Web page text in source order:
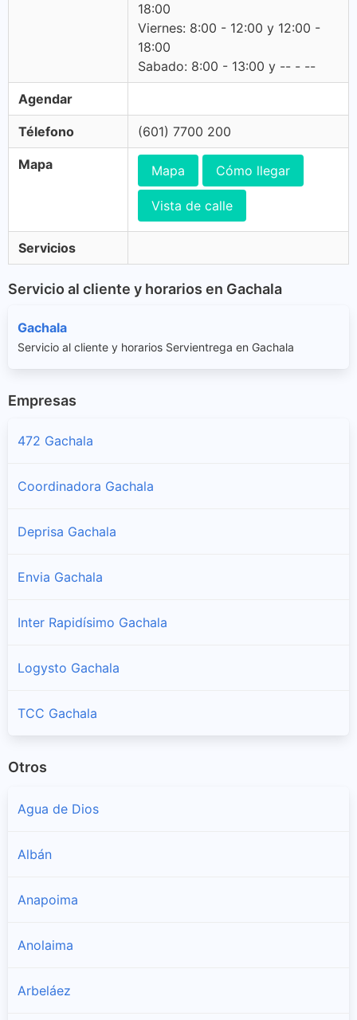
18:00
Viernes: 8:00 - 12:00 y 12:00 -
18:00
Sabado: 8:00 - 13:00 y -- - --
Agendar
Télefono (601) 7700 200
Mapa Mapa Cómo llegar
Vista de calle
Servicios
Servicio al cliente y horarios en Gachala
Gachala
Servicio al cliente y horarios Servientrega en Gachala
Empresas
472 Gachala
Coordinadora Gachala
Deprisa Gachala
Envia Gachala
Inter Rapidísimo Gachala
Logysto Gachala
TCC Gachala
Otros
Agua de Dios
Albán
Anapoima
Anolaima
Arbeláez